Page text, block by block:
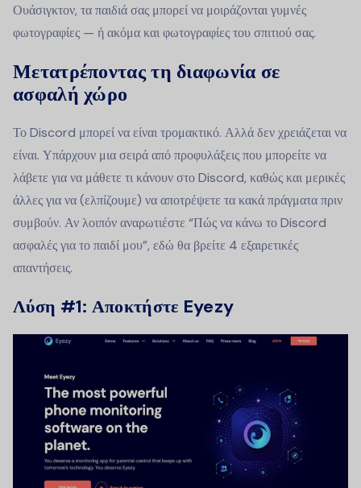
Ουάσιγκτον, τα παιδιά σας μπορεί να μοιράζονται γυμνές
φωτογραφίες — ή ακόμα και φωτογραφίες του σπιτιού σας.
Μετατρέποντας τη διαφωνία σε
ασφαλή χώρο
Το Discord μπορεί να είναι τρομακτικό. Αλλά δεν χρειάζεται να
είναι. Υπάρχουν μια σειρά από προφυλάξεις που μπορείτε να
λάβετε για να μάθετε τι κάνουν στο Discord, καθώς και μερικές
άλλες για να (ελπίζουμε) να αποτρέψετε τα κακά πράγματα πριν
συμβούν. Αν λοιπόν αναρωτιέστε “Πώς να κάνω το Discord
ασφαλές για το παιδί μου”, εδώ θα βρείτε 4 εξαιρετικές
απαντήσεις.
Λύση #1: Αποκτήστε Eyezy